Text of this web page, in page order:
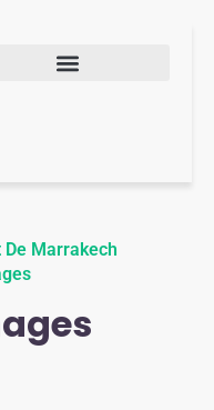
Marrakech